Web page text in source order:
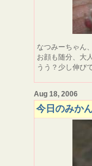
なつみーちゃん
お顔も随分、大
うう？少し伸び
Aug 18, 2006
今日のみか